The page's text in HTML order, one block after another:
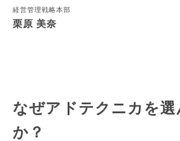
経営管理戦略本部
栗原 美奈
なぜアドテクニカを
か？